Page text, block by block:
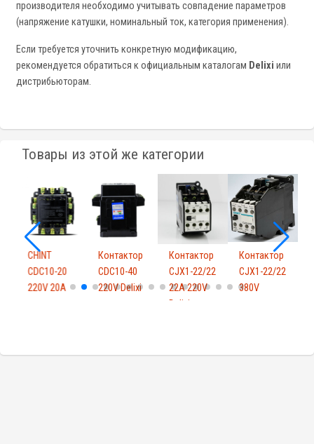
производителя необходимо учитывать совпадение параметров
(напряжение катушки, номинальный ток, категория применения).
Если требуется уточнить конкретную модификацию,
рекомендуется обратиться к официальным каталогам Delixi или
дистрибьюторам.
Товары из этой же категории
CHINT
CDC10-20
220V 20A
Контактор
CDC10-40
220V Delixi
Контактор
CJX1-22/22
22A 220V
Delixi
Контактор
CJX1-22/22
380V